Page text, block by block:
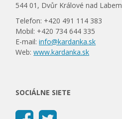
544 01, Dvůr Králové nad Labem
Telefon: +420 491 114 383
Mobil: +420 734 644 335
E-mail:info@kardanka.sk
Web:www.kardanka.sk
SOCIÁLNE SIETE